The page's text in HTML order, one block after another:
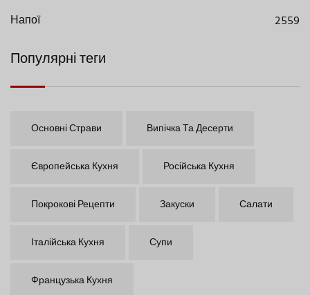
Напої
2559
Популярні теги
Основні Страви Випічка Та Десерти
Європейська Кухня Російська Кухня
Покрокові Рецепти Закуски Салати
Італійська Кухня Супи
Французька Кухня